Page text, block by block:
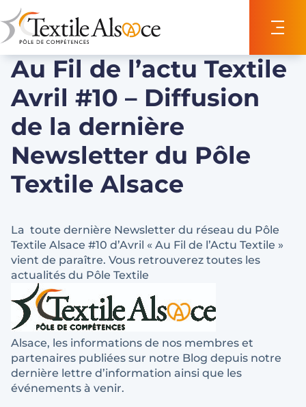
Au Fil de l’actu Textile
Avril #10 – Diffusion
de la dernière
Newsletter du Pôle
Textile Alsace
La toute dernière Newsletter du réseau du Pôle
Textile Alsace #10 d’Avril « Au Fil de l’Actu Textile »
vient de paraître. Vous retrouverez toutes les
actualités du Pôle Textile
Alsace, les informations de nos membres et
partenaires publiées sur notre Blog depuis notre
dernière lettre d’information ainsi que les
événements à venir.
Panneau de gestion des cookies